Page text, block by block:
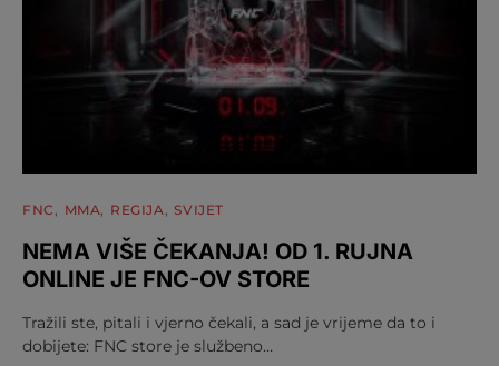
FNC MMA REGIJA SVIJET
NEMA VIŠE ČEKANJA! OD 1. RUJNA
ONLINE JE FNC-OV STORE
Tražili ste, pitali i vjerno čekali, a sad je vrijeme da to i
dobijete: FNC store je službeno…